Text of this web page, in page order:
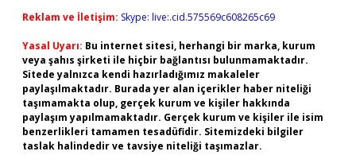
Reklam ve İletişim: Skype: live:.cid.575569c608265c69
Yasal Uyarı: Bu internet sitesi, herhangi bir marka, kurum
veya şahıs şirketi ile hiçbir bağlantısı bulunmamaktadır.
Sitede yalnızca kendi hazırladığımız makaleler
paylaşılmaktadır. Burada yer alan içerikler haber niteliği
taşımamakta olup, gerçek kurum ve kişiler hakkında
paylaşım yapılmamaktadır. Gerçek kurum ve kişiler ile isim
benzerlikleri tamamen tesadüfidir. Sitemizdeki bilgiler
taslak halindedir ve tavsiye niteliği taşımazlar.